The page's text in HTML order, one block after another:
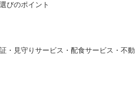
びのポイント
・見守りサービス・配食サービス・不動